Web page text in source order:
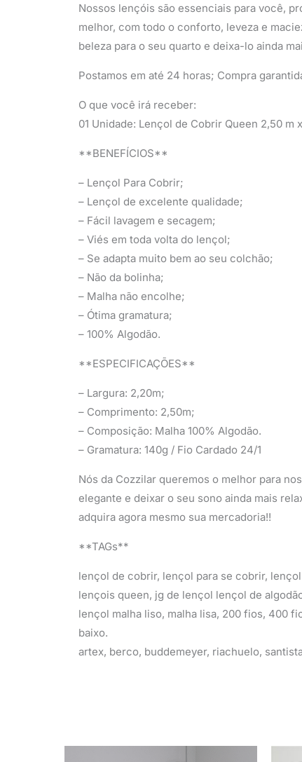
Nossos lençóis são essenciais para você,
melhor, com todo o conforto, leveza e
beleza para o seu quarto e deixa-lo ainda
Postamos em até 24 horas; Compra
O que você irá receber:
01 Unidade: Lençol de Cobrir Queen 2,50 m
**BENEFÍCIOS**
– Lençol Para Cobrir;
– Lençol de excelente qualidade;
– Fácil lavagem e secagem;
– Viés em toda volta do lençol;
– Se adapta muito bem ao seu colchão;
– Não da bolinha;
– Malha não encolhe;
– Ótima gramatura;
– 100% Algodão.
**ESPECIFICAÇÕES**
– Largura: 2,20m;
– Comprimento: 2,50m;
– Composição: Malha 100% Algodão.
– Gramatura: 140g / Fio Cardado 24/1
Nós da Cozzilar queremos o melhor para
elegante e deixar o seu sono ainda mais
adquira agora mesmo sua mercadoria!!
**TAGs**
lençol de cobrir, lençol para se cobrir,
lençois queen, jg de lençol lençol de
lençol malha liso, malha lisa, 200 fios, 400
baixo.
artex, berco, buddemeyer, riachuelo,